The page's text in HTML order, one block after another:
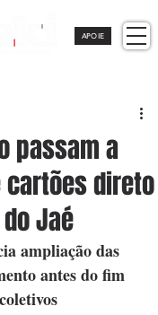
APOIE
passam a
cartões direto
Jaé
ampliação das
antes do fim